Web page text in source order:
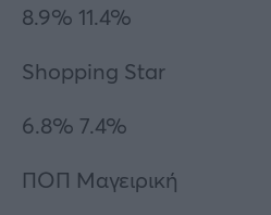
8.9% 11.4%
Shopping Star
6.8% 7.4%
ΠΟΠ Μαγειρική